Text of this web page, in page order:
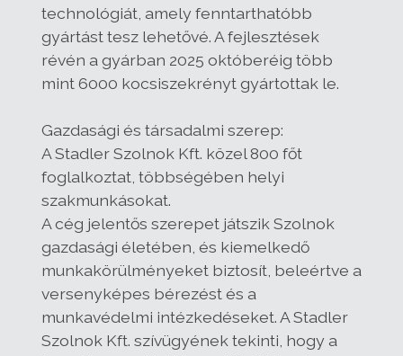
technológiát, amely fenntarthatóbb
gyártást tesz lehetővé. A fejlesztések
révén a gyárban 2025 októberéig több
mint 6000 kocsiszekrényt gyártottak le.
Gazdasági és társadalmi szerep:
A Stadler Szolnok Kft. közel 800 főt
foglalkoztat, többségében helyi
szakmunkásokat.
A cég jelentős szerepet játszik Szolnok
gazdasági életében, és kiemelkedő
munkakörülményeket biztosít, beleértve a
versenyképes bérezést és a
munkavédelmi intézkedéseket. A Stadler
Szolnok Kft. szívügyének tekinti, hogy a